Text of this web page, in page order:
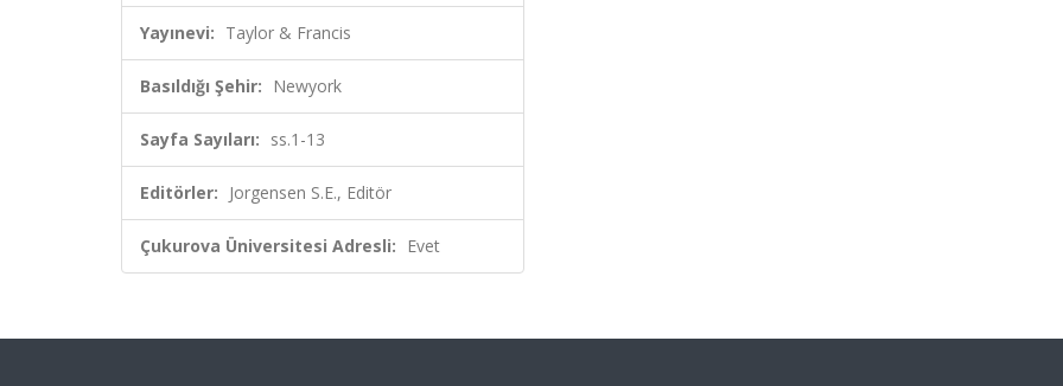
Yayınevi: Taylor & Francis
Basıldığı Şehir: Newyork
Sayfa Sayıları: ss.1-13
Editörler: Jorgensen S.E., Editör
Çukurova Üniversitesi Adresli: Evet